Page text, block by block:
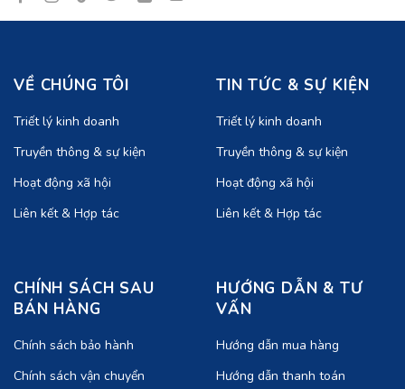
VỀ CHÚNG TÔI
Triết lý kinh doanh
Truyền thông & sự kiện
Hoạt động xã hội
Liên kết & Hợp tác
TIN TỨC & SỰ KIỆN
Triết lý kinh doanh
Truyền thông & sự kiện
Hoạt động xã hội
Liên kết & Hợp tác
CHÍNH SÁCH SAU
BÁN HÀNG
Chính sách bảo hành
Chính sách vận chuyển
HƯỚNG DẪN & TƯ
VẤN
Hướng dẫn mua hàng
Hướng dẫn thanh toán